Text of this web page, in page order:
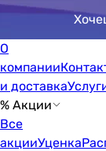
О
компании
и доставка
% Акции
Все
акцииУценка